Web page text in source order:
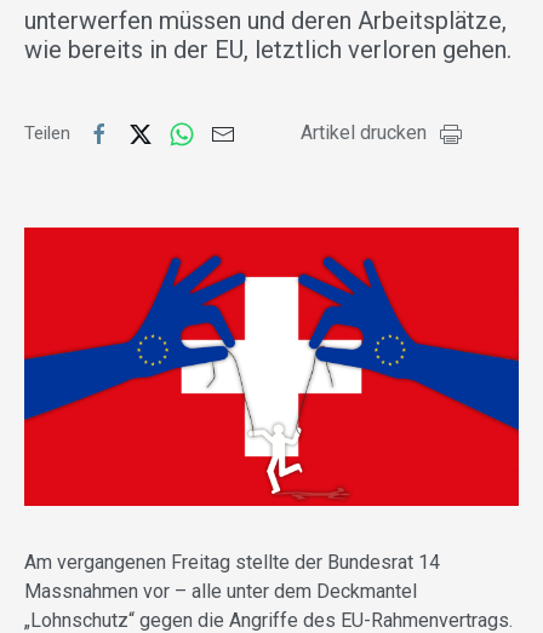
unterwerfen müssen und deren Arbeitsplätze,
wie bereits in der EU, letztlich verloren gehen.
Teilen Artikel drucken
Am vergangenen Freitag stellte der Bundesrat 14
Massnahmen vor – alle unter dem Deckmantel
„Lohnschutz“ gegen die Angriffe des EU-Rahmenvertrags.